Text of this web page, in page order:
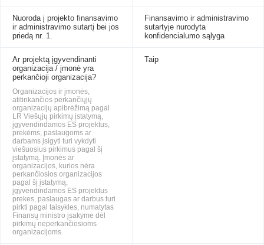
Nuoroda į projekto finansavimo
ir administravimo sutartį bei jos
priedą nr. 1.
Finansavimo ir administravimo
sutartyje nurodyta
konfidencialumo sąlyga
Ar projektą įgyvendinanti
organizacija / įmonė yra
perkančioji organizacija?
Organizacijos ir įmonės,
atitinkančios perkančiųjų
organizacijų apibrėžimą pagal
LR Viešųjų pirkimų įstatymą,
įgyvendindamos ES projektus,
prekėms, paslaugoms ar
darbams įsigyti turi vykdyti
viešuosius pirkimus pagal šį
įstatymą. Įmonės ar
organizacijos, kurios nėra
perkančiosios organizacijos
pagal šį įstatymą,
įgyvendindamos ES projektus
prekes, paslaugas ar darbus turi
pirkti pagal taisykles, numatytas
Finansų ministro įsakyme dėl
pirkimų neperkančiosioms
organizacijoms.
Taip